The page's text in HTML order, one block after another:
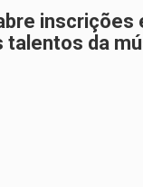
inscrições
talentos da